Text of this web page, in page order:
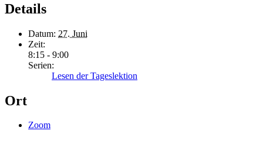
Details
Datum: 27. Juni
Zeit:
8:15 - 9:00
Serien:
Lesen der Tageslektion
Ort
Zoom